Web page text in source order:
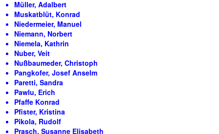
Müller, Adalbert
Muskatblüt, Konrad
Niedermeier, Manuel
Niemann, Norbert
Niemela, Kathrin
Nuber, Veit
Nußbaumeder, Christoph
Pangkofer, Josef Anselm
Paretti, Sandra
Pawlu, Erich
Pfaffe Konrad
Pfister, Kristina
Pikola, Rudolf
Prasch, Susanne Elisabeth